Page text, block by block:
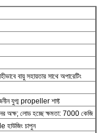
বায়ু সহায়তার সাথে অপারেটিং
যুগ্ম propeller শাফ্ট
অক্ষ; লোড হচ্ছে ক্ষমতা: 7000 কেজি
হাউজিং চাপুন